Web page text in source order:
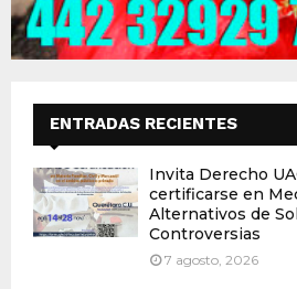
ENTRADAS RECIENTES
Invita Derecho
certificarse en
Alternativos de
Controversias
7 agosto, 2026